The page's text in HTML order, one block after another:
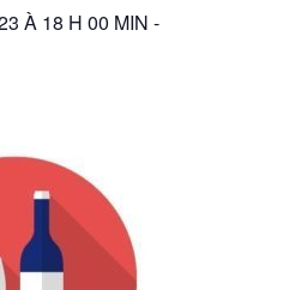
À 18 H 00 MIN -